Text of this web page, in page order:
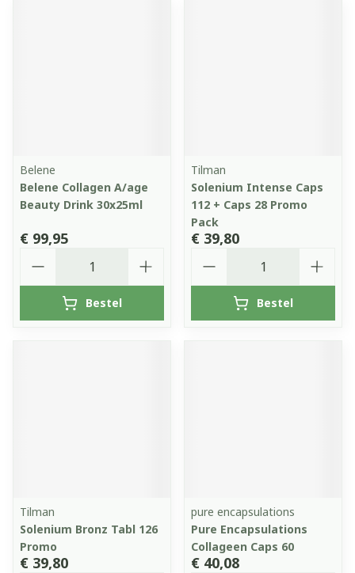
Belene
Belene Collagen A/age
Beauty Drink 30x25ml
€ 99,95
Bestel
Tilman
Solenium Intense Caps
112 + Caps 28 Promo
Pack
€ 39,80
Bestel
Tilman
Solenium Bronz Tabl 126
Promo
€ 39,80
pure encapsulations
Pure Encapsulations
Collageen Caps 60
€ 40,08